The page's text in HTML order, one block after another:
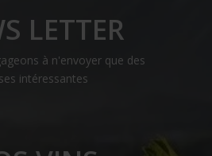
LETTER
à n'envoyer que des
intéressantes